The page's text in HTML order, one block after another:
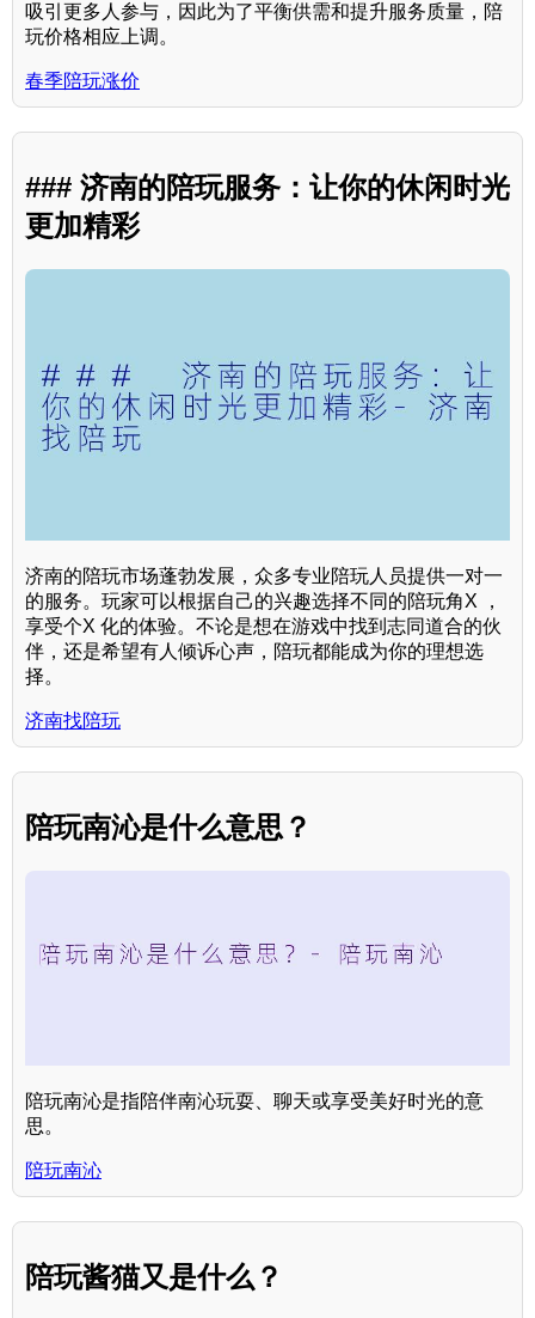
吸引更多人参与，因此为了平衡供需和提升服务质量，陪
玩价格相应上调。
春季陪玩涨价
### 济南的陪玩服务：让你的休闲时光
更加精彩
济南的陪玩市场蓬勃发展，众多专业陪玩人员提供一对一
的服务。玩家可以根据自己的兴趣选择不同的陪玩角X ，
享受个X 化的体验。不论是想在游戏中找到志同道合的伙
伴，还是希望有人倾诉心声，陪玩都能成为你的理想选
择。
济南找陪玩
陪玩南沁是什么意思？
陪玩南沁是指陪伴南沁玩耍、聊天或享受美好时光的意
思。
陪玩南沁
陪玩酱猫又是什么？